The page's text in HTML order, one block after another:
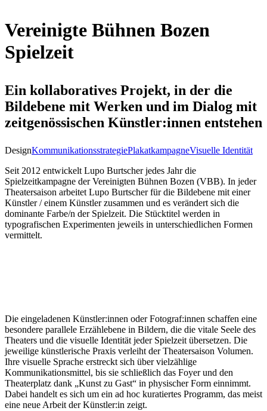
Vereinigte Bühnen Bozen
Spielzeit
Ein kollaboratives Projekt, in der die
Bildebene mit Werken und im Dialog mit
zeitgenössischen Künstler:innen entstehen
DesignKommunikationsstrategiePlakatkampagneVisuelle Identität
Seit 2012 entwickelt Lupo Burtscher jedes Jahr die
Spielzeitkampagne der Vereinigten Bühnen Bozen (VBB). In jeder
Theatersaison arbeitet Lupo Burtscher für die Bildebene mit einer
Künstler / einem Künstler zusammen und es verändert sich die
dominante Farbe/n der Spielzeit. Die Stücktitel werden in
typografischen Experimenten jeweils in unterschiedlichen Formen
vermittelt.
Die eingeladenen Künstler:innen oder Fotograf:innen schaffen eine
besondere parallele Erzählebene in Bildern, die die vitale Seele des
Theaters und die visuelle Identität jeder Spielzeit übersetzen. Die
jeweilige künstlerische Praxis verleiht der Theatersaison Volumen.
Ihre visuelle Sprache erstreckt sich über vielzählige
Kommunikationsmittel, bis sie schließlich das Foyer und den
Theaterplatz dank „Kunst zu Gast“ in physischer Form einnimmt.
Dabei handelt es sich um ein ad hoc kuratiertes Programm, das meist
eine neue Arbeit der Künstler:in zeigt.